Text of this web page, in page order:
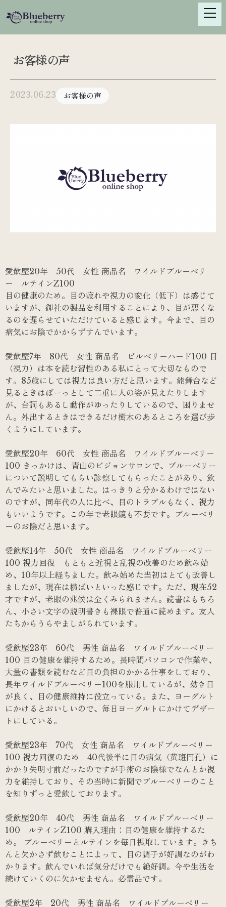
お客様の声
2023.06.23 お客様の声
愛飲歴20年 50代 女性 商品名 ワイルドブルーベリ
ー ルテインZ100
目の健康のため。目の疲れや視力の変化（低下）は感じて
いますが、御社の製品を利用することにより、目が悪くな
るのを遅らせていただけていると感じます。今まで、目の
病気にお陰でかからずすんでいます。
愛飲歴7年 80代 女性 商品名 ビルベリーハード100 目
（視力）は本を読む習性のある私にとって大切なもので
す。85歳にしては視力は良い方だと思います。能舞台など
見るときはぼーっとして二重に人の姿が見えたりします
が、台詞もあるし動作がゆったりしているので、困りませ
ん。外出するときはできるだけ樹木のあるところを選び歩
くようにしています。
愛飲歴20年 60代 女性 商品名 ワイルドブルーベリー
100 きっかけは、青山のビジョンサロンで、ブルーベリー
について説明してもらい診察してもらったことがあり、飲
んでみたいと思いました。はっきりと分かるわけではない
のですが、同年代の人に比べ、目のトラブルもなく、視力
もいいようです。この年で老眼鏡も不要です。ブルーベリ
ーのお陰だと思います。
愛飲歴14年 50代 女性 商品名 ワイルドブルーベリー
100 視力回復 もともと近視と乱視の改善のため飲み始
め、10年以上経ちました。飲み始めた当初はとても改善し
ましたが、現在は横ばいといった感じです。ただ、現在52
才ですが、老眼の兆候は全くみられません。読書はもちろ
ん、小さい文字の説明書きも裸眼で普通に読めます。友人
たちからうらやましがられています。
愛飲歴23年 60代 男性 商品名 ワイルドブルーベリー
100 目の健康を維持するため。長時間パソコンで作業や、
大量の書類を読むなど目の負担のかかる仕事をしており、
長年ワイルドブルーベリー100を服用しているが、効き目
が良く、目の健康維持に役立っている。また、ヨーグルト
にかけるとおいしいので、毎日ヨーグルトにかけてデザー
トにしている。
愛飲歴23年 70代 女性 商品名 ワイルドブルーベリー
100 視力回復のため 40代後半に目の病気（黄斑円孔）に
かかり失明寸前だったのですが手術のお陰様でなんとか視
力を維持しており、その当時に新聞でブルーベリーのこと
を知りずっと愛飲しております。
愛飲歴20年 40代 男性 商品名 ワイルドブルーベリー
100 ルテインZ100 購入理由：目の健康を維持するた
め。 ブルーベリーとルテインを毎日摂取しています。きち
んと欠かさず飲むことによって、目の調子が好調なのがわ
かります。飲んでいれば気分だけでも絶好調。今や生活を
続けていくのに欠かせません。必需品です。
愛飲歴2年 20代 男性 商品名 ワイルドブルーベリー